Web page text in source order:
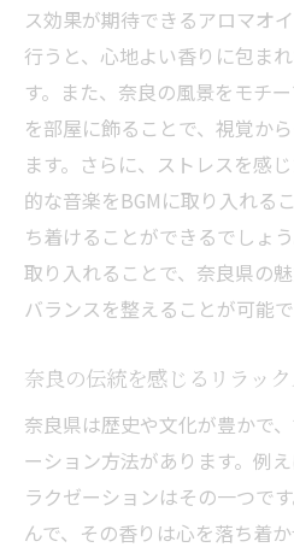
ス効果が期待できるアロマオ
行うと、心地よい香りに包ま
す。また、奈良の風景をモチ
を部屋に飾ることで、視覚か
ます。さらに、ストレスを感
的な音楽をBGMに取り入れる
ち着けることができるでしょ
取り入れることで、奈良県の
バランスを整えることが可能で
奈良の伝統を感じるリラッ
奈良県は歴史や文化が豊かで
ーション方法があります。例
ラクゼーションはその一つで
んで、その香りは心を落ち着